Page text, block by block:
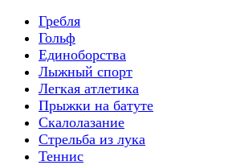
Гребля
Гольф
Единоборства
Лыжный спорт
Легкая атлетика
Прыжки на батуте
Скалолазание
Стрельба из лука
Теннис